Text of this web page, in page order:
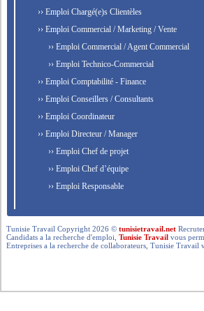
›› Emploi Chargé(e)s Clientèles
›› Emploi Commercial / Marketing / Vente
›› Emploi Commercial / Agent Commercial
›› Emploi Technico-Commercial
›› Emploi Comptabilité - Finance
›› Emploi Conseillers / Consultants
›› Emploi Coordinateur
›› Emploi Directeur / Manager
›› Emploi Chef de projet
›› Emploi Chef d’équipe
›› Emploi Responsable
Tunisie Travail Copyright 2026 ©tunisietravail.net
Candidats a la recherche d'emploi,Tunisie Travail vous
Entreprises a la recherche de collaborateurs, Tunisie